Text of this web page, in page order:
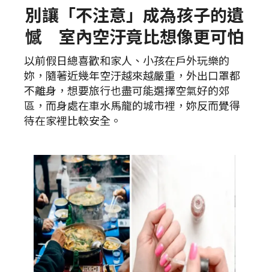
別讓「不注意」成為孩子的遺
憾 室內空汙竟比想像更可怕
以前假日總喜歡和家人、小孩在戶外玩樂的
妳，隨著近幾年空汙越來越嚴重，外出口罩都
不離身，想要旅行也盡可能選擇空氣好的郊
區，而身處在車水馬龍的城市裡，妳反而覺得
待在家裡比較安全。